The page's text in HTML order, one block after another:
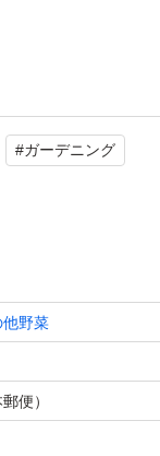
#ガーデニング
他野菜
便）